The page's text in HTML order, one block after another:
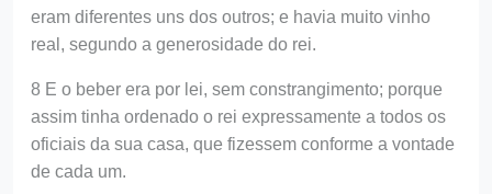
eram diferentes uns dos outros; e havia muito vinho
real, segundo a generosidade do rei.
8 E o beber era por lei, sem constrangimento; porque
assim tinha ordenado o rei expressamente a todos os
oficiais da sua casa, que fizessem conforme a vontade
de cada um.